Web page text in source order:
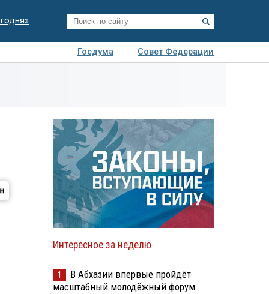
Госдума
Совет Федерации
Интересное за неделю
1
В Абхазии впервые пройдёт
масштабный молодёжный форум